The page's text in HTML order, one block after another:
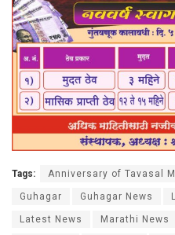
Tags: Anniversary of Tavasal
Guhagar Guhagar News
Latest News Marathi News